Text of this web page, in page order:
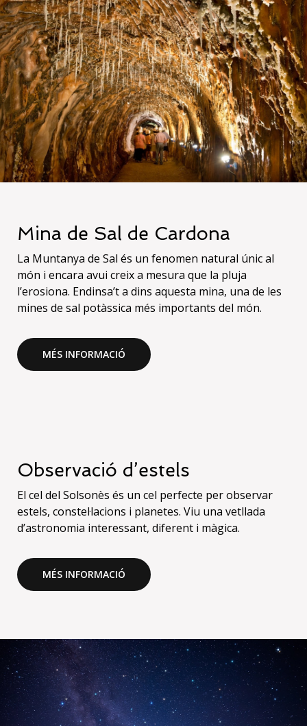
Mina de Sal de Cardona
La Muntanya de Sal és un fenomen natural únic al
món i encara avui creix a mesura que la pluja
l’erosiona. Endinsa’t a dins aquesta mina, una de les
mines de sal potàssica més importants del món.
MÉS INFORMACIÓ
Observació d’estels
El cel del Solsonès és un cel perfecte per observar
estels, constel·lacions i planetes. Viu una vetllada
d’astronomia interessant, diferent i màgica.
MÉS INFORMACIÓ